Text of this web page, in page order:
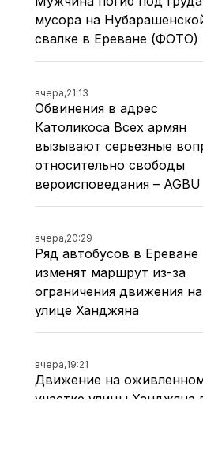
мусора на
свалке в Ереване (ФОТО)
вчера,21:13
Обвинения в адрес
Католикоса Всех армян
вызывают серьезные
относительно свободы
вероисповедания – AGBU
вчера,20:29
Ряд автобусов в Ереване
изменят маршрут из-за
ограничения движения на
улице Ханджяна
вчера,19:21
Движение на
участке улицы Ханджяна